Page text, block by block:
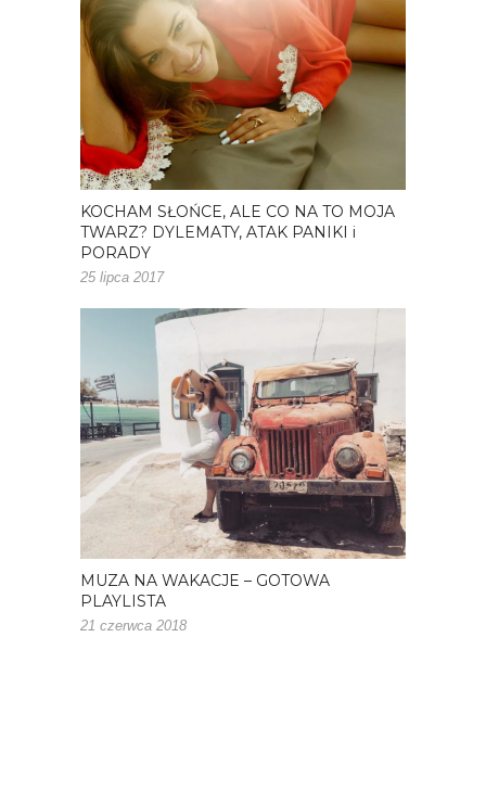
KOCHAM SŁOŃCE, ALE CO NA TO MOJA
TWARZ? DYLEMATY, ATAK PANIKI i
PORADY
25 lipca 2017
MUZA NA WAKACJE – GOTOWA
PLAYLISTA
21 czerwca 2018